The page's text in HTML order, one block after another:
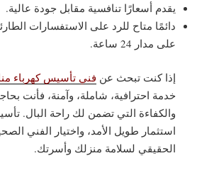
يقدم أسعارًا تنافسية مقابل جودة عالية.
دائمًا متاح للرد على الاستفسارات
على مدار 24 ساعة.
إذا كنت تبحث عن فني تأسيس كهرباء
خدمة احترافية، شاملة، وآمنة، فأنت
والكفاءة التي تضمن لك راحة البال.
استثمار طويل الأمد، واختيار الفني
الحقيقي لسلامة منزلك وأسرتك.